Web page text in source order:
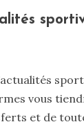
vous
et de